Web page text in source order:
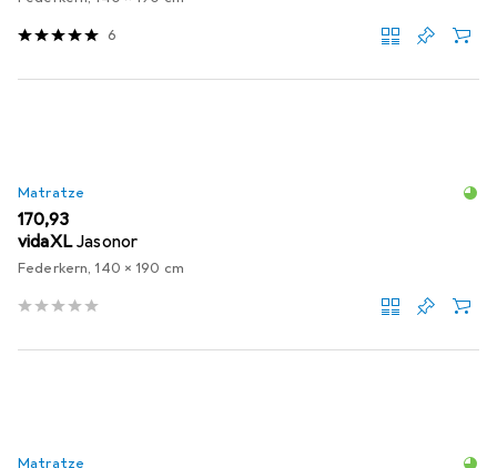
6
Matratze
EUR
170,93
vidaXL Jasonor
Federkern, 140 x 190 cm
Matratze